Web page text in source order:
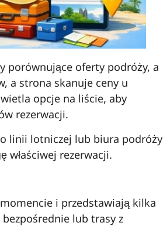
porównujące oferty podróży, a
a strona skanuje ceny u
opcje na liście, aby
rezerwacji.
linii lotniczej lub biura podróży
właściwej rezerwacji.
i przedstawiają kilka
lub trasy z